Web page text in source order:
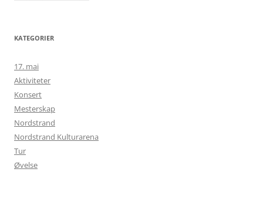
KATEGORIER
17. mai
Aktiviteter
Konsert
Mesterskap
Nordstrand
Nordstrand Kulturarena
Tur
Øvelse